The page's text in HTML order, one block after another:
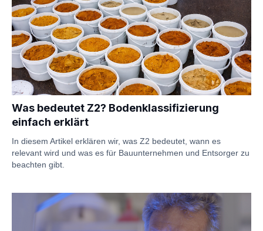
Was bedeutet Z2? Bodenklassifizierung
einfach erklärt
In diesem Artikel erklären wir, was Z2 bedeutet, wann es
relevant wird und was es für Bauunternehmen und Entsorger zu
beachten gibt.